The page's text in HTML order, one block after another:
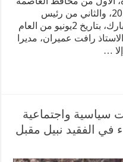
عدن احمد لملس بتاريخ 7 ابريل 2024، والثاني من رئيس
مجلس الوزراء، الدكتور أحمد بن مبارك، بتاريخ 2يونيو من العام
رافت عميران، مديرا
…
سياسية واجتماعية
في الفقيد نبيل مقبل